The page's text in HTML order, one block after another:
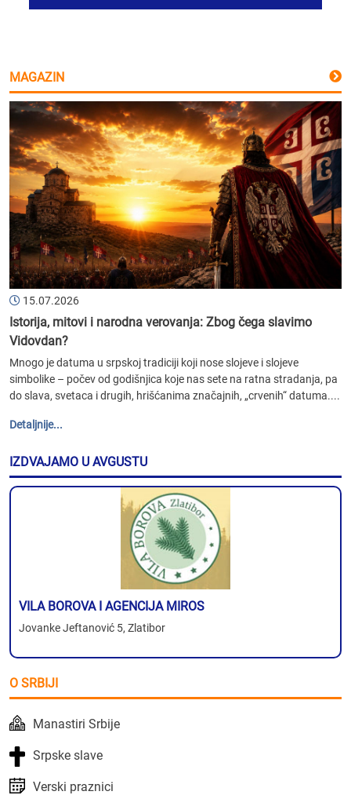
MAGAZIN
15.07.2026
Istorija, mitovi i narodna verovanja: Zbog čega slavimo
Vidovdan?
Mnogo je datuma u srpskoj tradiciji koji nose slojeve i slojeve
simbolike – počev od godišnjica koje nas sete na ratna stradanja, pa
do slava, svetaca i drugih, hrišćanima značajnih, „crvenih“ datuma....
Detaljnije...
IZDVAJAMO U AVGUSTU
VILA BOROVA I AGENCIJA MIROS
Jovanke Jeftanović 5, Zlatibor
O SRBIJI
Manastiri Srbije
Srpske slave
Verski praznici